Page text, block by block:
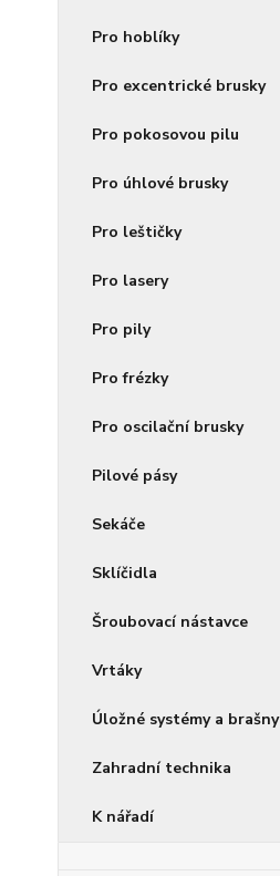
Pro hoblíky
Pro excentrické brusky
Pro pokosovou pilu
Pro úhlové brusky
Pro leštičky
Pro lasery
Pro pily
Pro frézky
Pro oscilační brusky
Pilové pásy
Sekáče
Sklíčidla
Šroubovací nástavce
Vrtáky
Úložné systémy a brašny
Zahradní technika
K nářadí